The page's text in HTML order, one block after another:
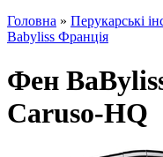
Головна » Перукарські
Babyliss Франція
Фен
Caruso-HQ